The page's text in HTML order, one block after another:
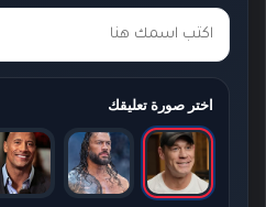
اختر صورة تعليقك